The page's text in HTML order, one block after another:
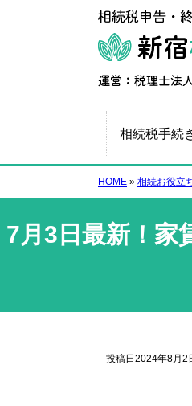
相続税手続
HOME » 相続お役立
7月3日最新！家
投稿日2024年8月2